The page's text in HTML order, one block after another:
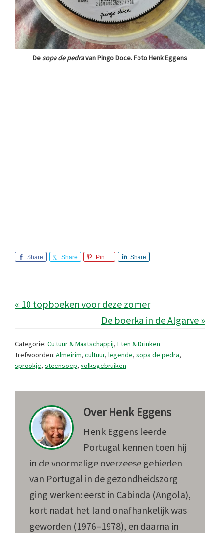
Desopa de pedravan Pingo Doce. Foto Henk Eggens
Share Share Pin Share
« 10 topboeken voor deze zomer
De boerka in de Algarve »
Categorie: Cultuur & Maatschappij, Eten & Drinken
Trefwoorden: Almeirim, cultuur, legende, sopa de pedra,
sprookje, steensoep, volksgebruiken
OverHenk Eggens
Henk Eggens leerde
Portugal kennen toen hij
in de voormalige overzeese gebieden
van Portugal in de gezondheidszorg
ging werken: eerst in Cabinda (Angola),
kort nadat het land onafhankelijk was
geworden (1976–1978), en daarna in